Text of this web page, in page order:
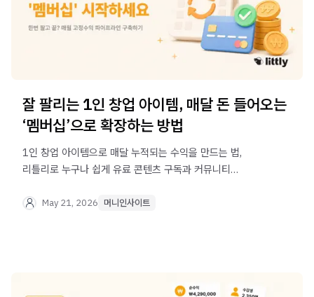
잘 팔리는 1인 창업 아이템, 매달 돈 들어오는
‘멤버십’으로 확장하는 방법
1인 창업 아이템으로 매달 누적되는 수익을 만드는 법,
리틀리로 누구나 쉽게 유료 콘텐츠 구독과 커뮤니티
구축하는 법을 알려드립니다
May 21, 2026 머니인사이트